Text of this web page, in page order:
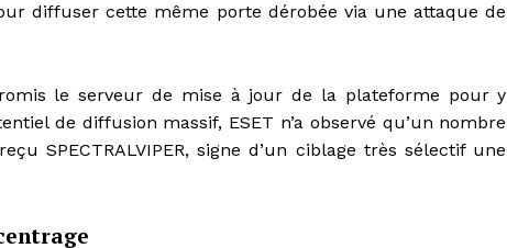
diffuser cette même porte dérobée via une attaque de
le serveur de mise à jour de la plateforme pour y
de diffusion massif, ESET n’a observé qu’un nombre
SPECTRALVIPER, signe d’un ciblage très sélectif une